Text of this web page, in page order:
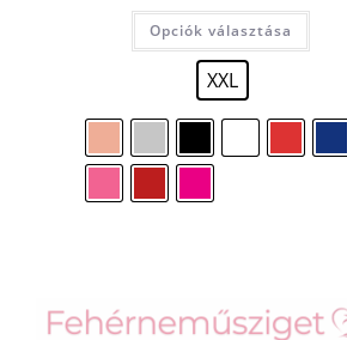
Opciók választása
XXL